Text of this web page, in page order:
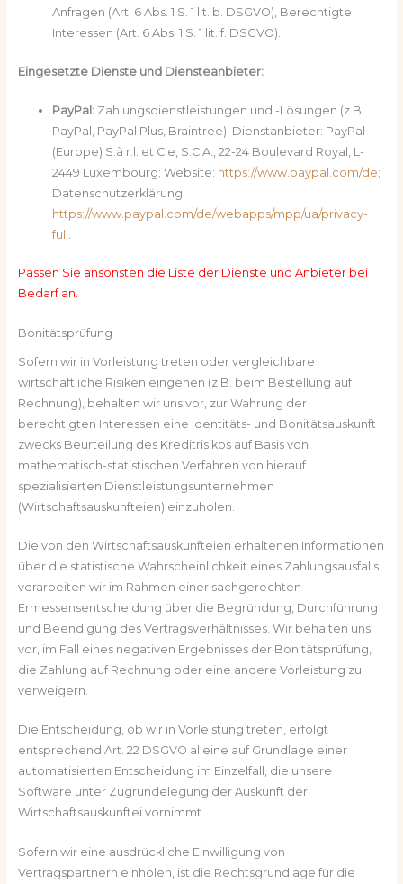
Anfragen (Art. 6 Abs. 1 S. 1 lit. b. DSGVO), Berechtigte
Interessen (Art. 6 Abs. 1 S. 1 lit. f. DSGVO).
Eingesetzte Dienste und Diensteanbieter:
PayPal:Zahlungsdienstleistungen und -Lösungen (z.B.
PayPal, PayPal Plus, Braintree); Dienstanbieter: PayPal
(Europe) S.à r.l. et Cie, S.C.A., 22-24 Boulevard Royal, L-
2449 Luxembourg; Website: https://www.paypal.com/de;
Datenschutzerklärung:
https://www.paypal.com/de/webapps/mpp/ua/privacy-
full .
Passen Sie ansonsten die Liste der Dienste und Anbieter bei
Bedarf an.
Bonitätsprüfung
Sofern wir in Vorleistung treten oder vergleichbare
wirtschaftliche Risiken eingehen (z.B. beim Bestellung auf
Rechnung), behalten wir uns vor, zur Wahrung der
berechtigten Interessen eine Identitäts- und Bonitätsauskunft
zwecks Beurteilung des Kreditrisikos auf Basis von
mathematisch-statistischen Verfahren von hierauf
spezialisierten Dienstleistungsunternehmen
(Wirtschaftsauskunfteien) einzuholen.
Die von den Wirtschaftsauskunfteien erhaltenen Informationen
über die statistische Wahrscheinlichkeit eines Zahlungsausfalls
verarbeiten wir im Rahmen einer sachgerechten
Ermessensentscheidung über die Begründung, Durchführung
und Beendigung des Vertragsverhältnisses. Wir behalten uns
vor, im Fall eines negativen Ergebnisses der Bonitätsprüfung,
die Zahlung auf Rechnung oder eine andere Vorleistung zu
verweigern.
Die Entscheidung, ob wir in Vorleistung treten, erfolgt
entsprechend Art. 22 DSGVO alleine auf Grundlage einer
automatisierten Entscheidung im Einzelfall, die unsere
Software unter Zugrundelegung der Auskunft der
Wirtschaftsauskunftei vornimmt.
Sofern wir eine ausdrückliche Einwilligung von
Vertragspartnern einholen, ist die Rechtsgrundlage für die